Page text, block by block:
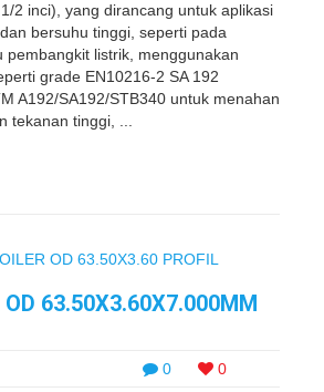
2 inci), yang dirancang untuk aplikasi
bersuhu tinggi, seperti pada
pembangkit listrik, menggunakan
grade EN10216-2 SA 192
A192/SA192/STB340 untuk menahan
tekanan tinggi, ...
OD 63.50X3.60X7.000MM
0 0